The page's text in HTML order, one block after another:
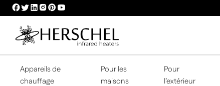
HERSCHEL
FACEBOOK
PROFILE
HERSCHEL
TWITTER
PROFILE
HERSCHEL
LINKEDIN
HERSCHEL
INSTAGRAM
HERSCHEL
PINTEREST
HERSCHEL
YOUTUBE
Appareils de
chauffage
Pour les
maisons
Pour
l’extérieur